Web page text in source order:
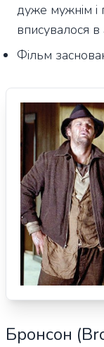
дуже мужнім
вписувалося
Фільм
Бронсон